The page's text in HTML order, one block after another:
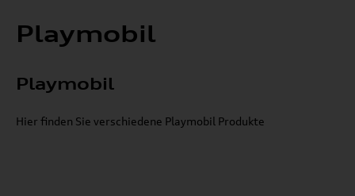
Playmobil
Playmobil
Hier finden Sie verschiedene Playmobil Produkte